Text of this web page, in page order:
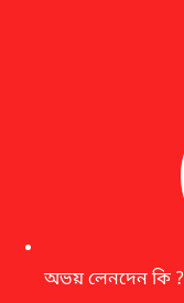
অভয় লেনদেন কি ?